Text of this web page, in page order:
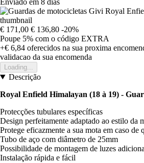
Enviado em 8 dias
€ 171,00 € 136,80 -20%
Poupe 5% com o código EXTRA
+€ 6,84 oferecidos na sua proxima
validacao da sua encomenda
Loading...
Descrição
Royal Enfield Himalayan (18 à 19) -
Protecções tubulares específicas
Design perfeitamente adaptado ao estilo da
Protege eficazmente a sua mota em caso de
Tubo de aço com diâmetro de 25mm
Possibilidade de montagem de luzes
Instalação rápida e fácil